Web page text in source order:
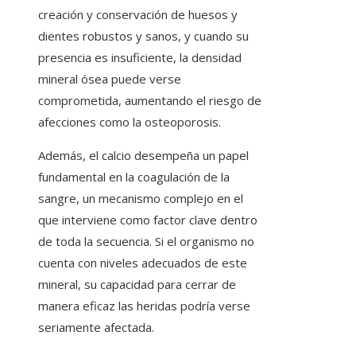
creación y conservación de huesos y
dientes robustos y sanos, y cuando su
presencia es insuficiente, la densidad
mineral ósea puede verse
comprometida, aumentando el riesgo de
afecciones como la osteoporosis.
Además, el calcio desempeña un papel
fundamental en la coagulación de la
sangre, un mecanismo complejo en el
que interviene como factor clave dentro
de toda la secuencia. Si el organismo no
cuenta con niveles adecuados de este
mineral, su capacidad para cerrar de
manera eficaz las heridas podría verse
seriamente afectada.